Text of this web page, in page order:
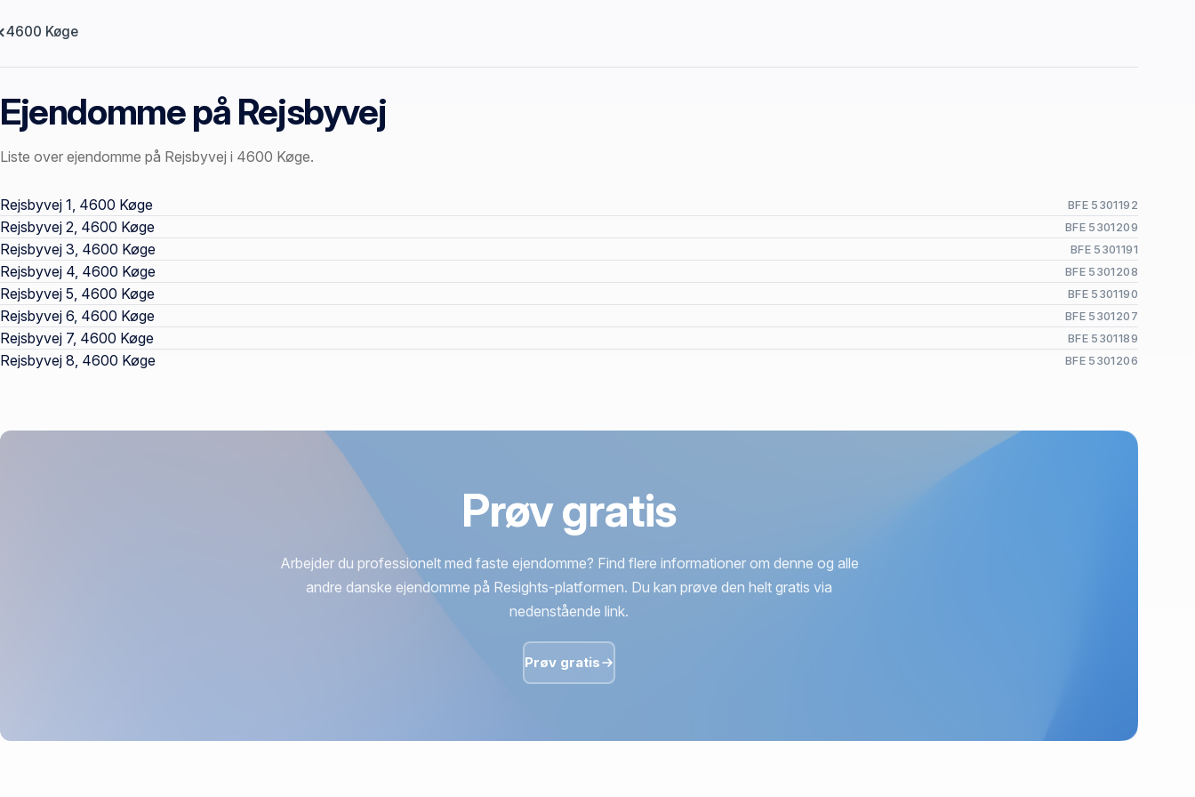
4600 Køge
Ejendomme på Rejsbyvej
Liste over ejendomme på Rejsbyvej i 4600 Køge.
Offentlige ejendomssider
Rejsbyvej 1, 4600 Køge BFE 5301192
Rejsbyvej 2, 4600 Køge BFE 5301209
Rejsbyvej 3, 4600 Køge BFE 5301191
Rejsbyvej 4, 4600 Køge BFE 5301208
Rejsbyvej 5, 4600 Køge BFE 5301190
Rejsbyvej 6, 4600 Køge BFE 5301207
Rejsbyvej 7, 4600 Køge BFE 5301189
Rejsbyvej 8, 4600 Køge BFE 5301206
Prøv gratis
Arbejder du professionelt med faste ejendomme? Find flere informationer om denne og alle
andre danske ejendomme på Resights-platformen. Du kan prøve den helt gratis via
nedenstående link.
Prøv gratis